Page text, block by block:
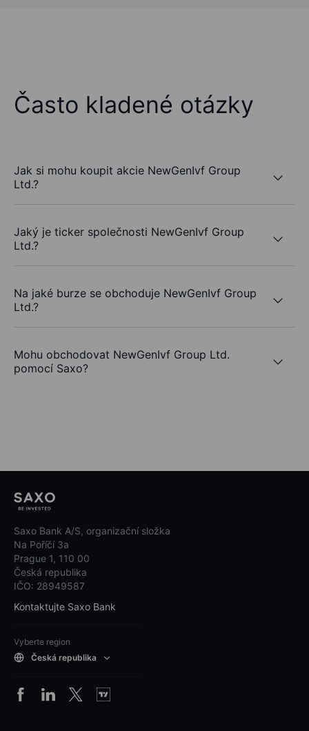
Často kladené otázky
Jak si mohu koupit akcie NewGenIvf Group
Ltd.?
Jaký je ticker společnosti NewGenIvf Group
Ltd.?
Na jaké burze se obchoduje NewGenIvf Group
Ltd.?
Mohu obchodovat NewGenIvf Group Ltd.
pomocí Saxo?
Saxo Bank A/S, organizační složka
Na Poříčí 3a
Prague 1, 110 00
Česká republika
IČO: 28949587
Kontaktujte Saxo Bank
Vyberte region
Česká republika